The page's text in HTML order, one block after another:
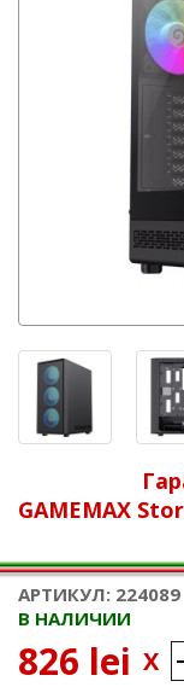
GAMEMAX
АРТИКУЛ: 224089
В НАЛИЧИИ
826 lei X